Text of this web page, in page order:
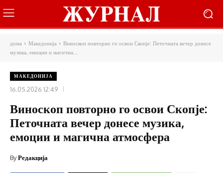
дома Македонија
Виноскоп повторно го освои Скопје: Петочната вечер донесе
музика, емоции и магична...
МАКЕДОНИЈА
16.05.2026 12:49
Виноскоп повторно го освои Скопје:
Петочната вечер донесе музика,
емоции и магична атмосфера
ByРедакција